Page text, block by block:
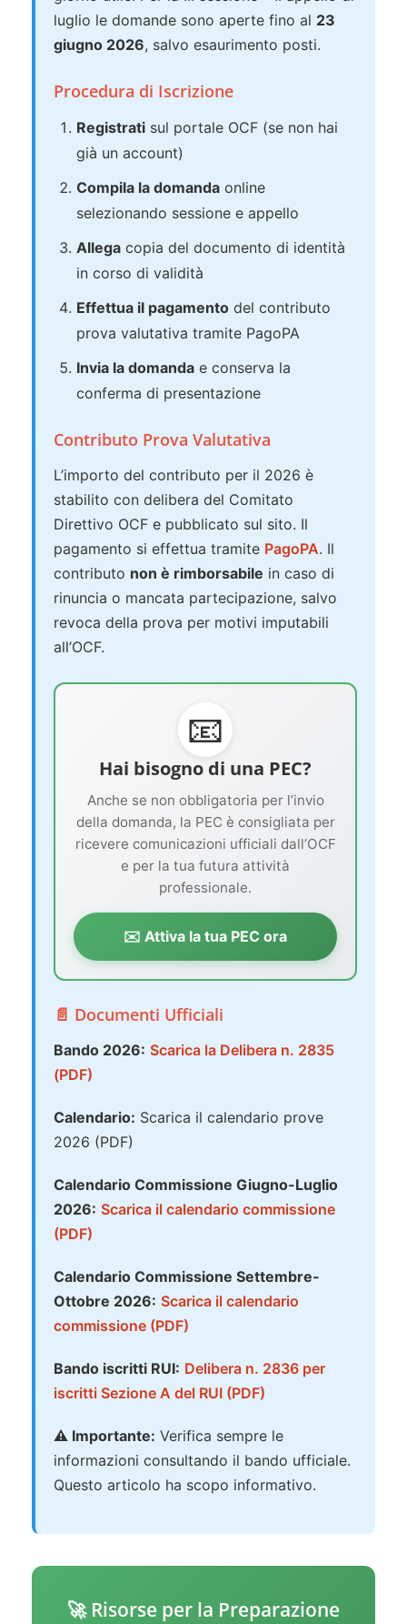
luglio le domande sono aperte fino al 23
giugno 2026, salvo esaurimento posti.
Procedura di Iscrizione
Registrati sul portale OCF (se non hai
già un account)
Compila la domanda online
selezionando sessione e appello
Allega copia del documento di identità
in corso di validità
Effettua il pagamento del contributo
prova valutativa tramite PagoPA
Invia la domanda e conserva la
conferma di presentazione
Contributo Prova Valutativa
L’importo del contributo per il 2026 è
stabilito con delibera del Comitato
Direttivo OCF e pubblicato sul sito. Il
pagamento si effettua tramite PagoPA. Il
contributo non è rimborsabile in caso di
rinuncia o mancata partecipazione, salvo
revoca della prova per motivi imputabili
all’OCF.
📧
Hai bisogno di una PEC?
Anche se non obbligatoria per l’invio
della domanda, la PEC è consigliata per
ricevere comunicazioni ufficiali dall’OCF
e per la tua futura attività
professionale.
✉️ Attiva la tua PEC ora
📄 Documenti Ufficiali
Bando 2026: Scarica la Delibera n. 2835
(PDF)
Calendario: Scarica il calendario prove
2026 (PDF)
Calendario Commissione Giugno-Luglio
2026: Scarica il calendario commissione
(PDF)
Calendario Commissione Settembre-
Ottobre 2026: Scarica il calendario
commissione (PDF)
Bando iscritti RUI: Delibera n. 2836 per
iscritti Sezione A del RUI (PDF)
⚠️ Importante: Verifica sempre le
informazioni consultando il bando ufficiale.
Questo articolo ha scopo informativo.
🚀 Risorse per la Preparazione